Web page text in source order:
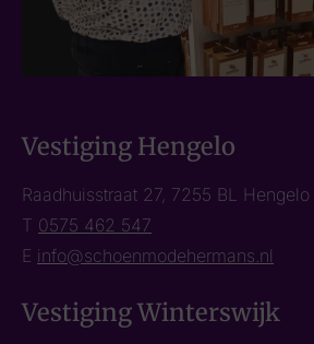
Vestiging Hengelo
Raadhuisstraat 27, 7255 BL Hengelo
T 0575 462 547
E info@schoenmodehermans.nl
Vestiging Winterswijk